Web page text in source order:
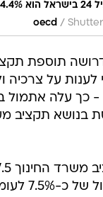
/
על צרכיה
- כך עלה אתמול
בנושא תקציב
שקל. מדובר